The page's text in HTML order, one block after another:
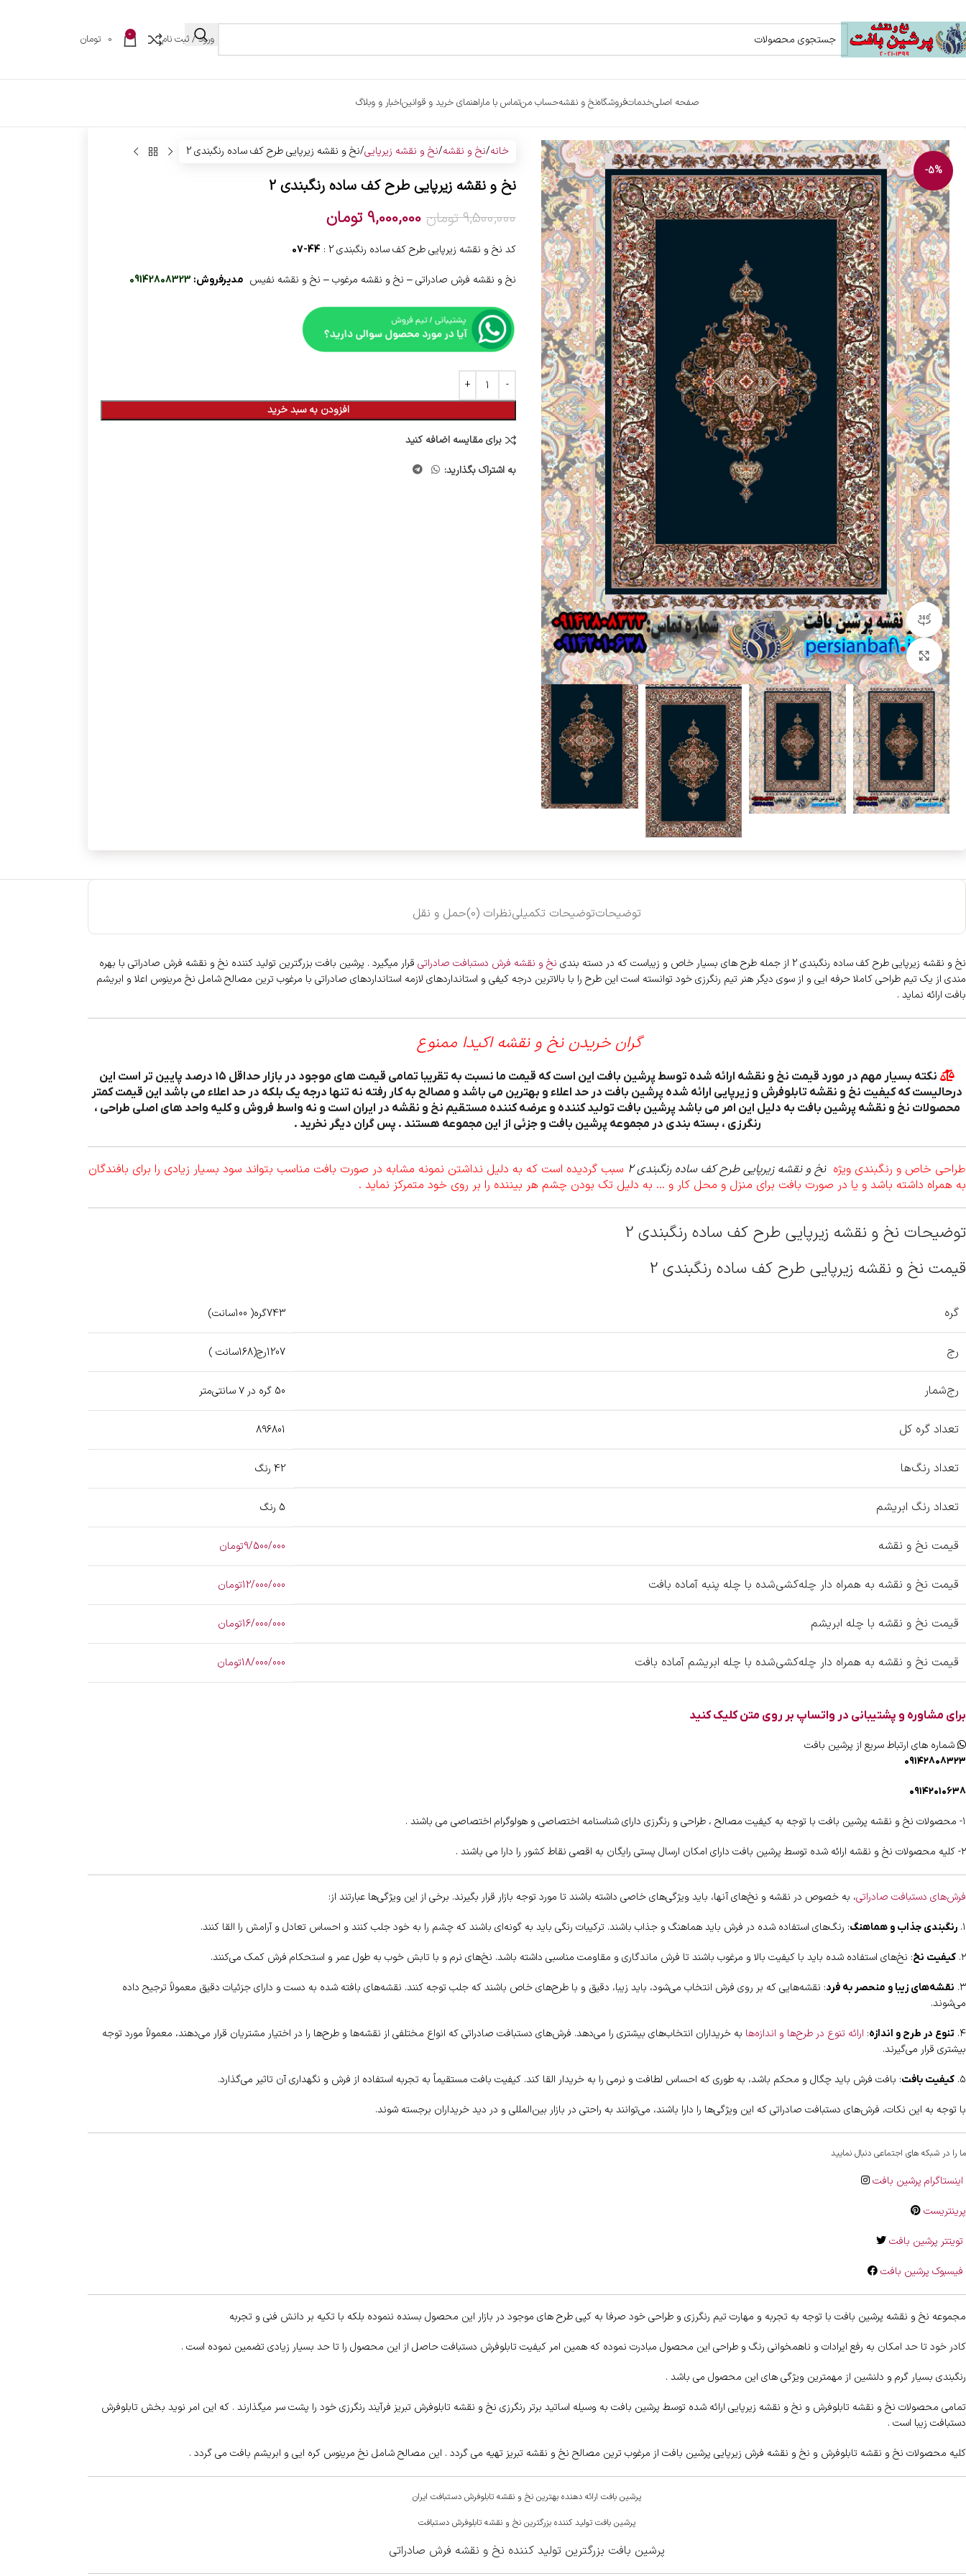
ورود / ثبت نام 0
0 تومان
صفحه اصلیخدماتفروشگاهنخ و نقشهحساب منتماس با ماراهنمای خرید و قوانیناخبار و وبلاگ
-5%
مشاهده 360 درجه
بزرگنمایی تصویر
خانه نخ و نقشه نخ و نقشه زیرپایی نخ و نقشه زیرپایی طرح کف ساده رنگبندی 2
نخ و نقشه زیرپایی طرح کف ساده رنگبندی 2
9,500,000 تومان 9,000,000 تومان
کد نخ و نقشه زیرپایی طرح کف ساده رنگبندی 2 : 44-07
نخ و نقشه فرش صادراتی – نخ و نقشه مرغوب – نخ و نقشه نفیس مدیرفروش: 09142808323
افزودن به سبد خرید
برای مقایسه اضافه کنید
به اشتراک بگذارید:
توضیحاتتوضیحات تکمیلینظرات (0) حمل و نقل
نخ و نقشه زیرپایی طرح کف ساده رنگبندی 2 از جمله طرح های بسیار خاص و زیباست که در دسته بندی نخ و نقشه فرش دستبافت صادراتی قرار میگیرد . پرشین بافت بزرگترین تولید کننده نخ و نقشه فرش صادراتی با بهره
مندی از یک تیم طراحی کاملا حرفه ایی و از سوی دیگر هنر تیم رنگرزی خود توانسته است این طرح را با بالاترین درجه کیفی و استانداردهای لازمه استانداردهای صادراتی با مرغوب ترین مصالح شامل نخ مرینوس اعلا و ابریشم
بافت ارائه نماید .
گران خریدن نخ و نقشه اکیدا ممنوع
نکته بسیار مهم در مورد قیمت نخ و نقشه ارائه شده توسط پرشین بافت این است که قیمت ما نسبت به تقریبا تمامی قیمت های موجود در بازار حداقل ۱۵ درصد پایین تر است این
درحالیست که کیفیت نخ و نقشه تابلوفرش و زیرپایی ارائه شده پرشین بافت در حد اعلاء و بهترین می باشد و مصالح به کار رفته نه تنها درجه یک بلکه در حد اعلاء می باشد این قیمت کمتر
محصولات نخ و نقشه پرشین بافت به دلیل این امر می باشد پرشین بافت تولید کننده و عرضه کننده مستقیم نخ و نقشه در ایران است و نه واسط فروش و کلیه واحد های اصلی طراحی ،
رنگرزی ، بسته بندی در مجموعه پرشین بافت و جزئی از این مجموعه هستند . پس گران دیگر نخرید .
طراحی خاص و رنگبندی ویژه نخ و نقشه زیرپایی طرح کف ساده رنگبندی 2 سبب گردیده است که به دلیل نداشتن نمونه مشابه در صورت بافت مناسب بتواند سود بسیار زیادی را برای بافندگان
به همراه داشته باشد و یا در صورت بافت برای منزل و محل کار و … به دلیل تک بودن چشم هر بیننده را بر روی خود متمرکز نماید .
توضیحات نخ و نقشه زیرپایی طرح کف ساده رنگبندی 2
قیمت نخ و نقشه زیرپایی طرح کف ساده رنگبندی 2
گره 743گره( 100سانت)
رج 1207رج(168سانت )
رج‌شمار 50 گره در ۷ سانتی‌متر
تعداد گره کل 896801
تعداد رنگ‌ها 42 رنگ
تعداد رنگ ابریشم 5 رنگ
قیمت نخ و نقشه 9/500/000تومان
قیمت نخ و نقشه به همراه دار چله‌کشی‌شده با چله پنبه آماده بافت 12/000/000تومان
قیمت نخ و نقشه با چله ابریشم 16/000/000تومان
قیمت نخ و نقشه به همراه دار چله‌کشی‌شده با چله ابریشم آماده بافت 18/000/000تومان
برای مشاوره و پشتیبانی در واتساپ بر روی متن کلیک کنید
شماره های ارتباط سریع از پرشین بافت
۰۹۱۴۲۸۰۸۳۲۳
۰۹۱۴۲۰۱۰۶۳۸
۱- محصولات نخ و نقشه پرشین بافت با توجه به کیفیت مصالح ، طراحی و رنگرزی دارای شناسنامه اختصاصی و هولوگرام اختصاصی می باشند .
۲- کلیه محصولات نخ و نقشه ارائه شده توسط پرشین بافت دارای امکان ارسال پستی رایگان به اقصی نقاط کشور را دارا می باشند .
فرش‌های دستبافت صادراتی، به خصوص در نقشه و نخ‌های آنها، باید ویژگی‌های خاصی داشته باشند تا مورد توجه بازار قرار بگیرند. برخی از این ویژگی‌ها عبارتند از:
۱. رنگبندی جذاب و هماهنگ: رنگ‌های استفاده شده در فرش باید هماهنگ و جذاب باشند. ترکیبات رنگی باید به گونه‌ای باشند که چشم را به خود جلب کنند و احساس تعادل و آرامش را القا کنند.
۲. کیفیت نخ: نخ‌های استفاده شده باید با کیفیت بالا و مرغوب باشند تا فرش ماندگاری و مقاومت مناسبی داشته باشد. نخ‌های نرم و با تابش خوب به طول عمر و استحکام فرش کمک می‌کنند.
۳. نقشه‌های زیبا و منحصر به فرد: نقشه‌هایی که بر روی فرش انتخاب می‌شود، باید زیبا، دقیق و با طرح‌های خاص باشند که جلب توجه کنند. نقشه‌های بافته شده به دست و دارای جزئیات دقیق معمولاً ترجیح داده
می‌شوند.
۴. تنوع در طرح و اندازه: ارائه تنوع در طرح‌ها و اندازه‌ها به خریداران انتخاب‌های بیشتری را می‌دهد. فرش‌های دستبافت صادراتی که انواع مختلفی از نقشه‌ها و طرح‌ها را در اختیار مشتریان قرار می‌دهند، معمولاً مورد توجه
بیشتری قرار می‌گیرند.
۵. کیفیت بافت: بافت فرش باید چگال و محکم باشد، به طوری که احساس لطافت و نرمی را به خریدار القا کند. کیفیت بافت مستقیماً به تجربه استفاده از فرش و نگهداری آن تاثیر می‌گذارد.
با توجه به این نکات، فرش‌های دستبافت صادراتی که این ویژگی‌ها را دارا باشند، می‌توانند به راحتی در بازار بین‌المللی و در دید خریداران برجسته شوند.
ما را در شبکه های اجتماعی دنبال نمایید
اینستاگرام پرشین بافت
پرینتریست
تویتتر پرشین بافت
فیسبوک پرشین بافت
مجموعه نخ و نقشه پرشین بافت با توجه به تجربه و مهارت تیم رنگرزی و طراحی خود صرفا به کپی طرح های موجود در بازار این محصول بسنده ننموده بلکه با تکیه بر دانش فنی و تجربه
کادر خود تا حد امکان به رفع ایرادات و ناهمخوانی رنگ و طراحی این محصول مبادرت نموده که همین امر کیفیت تابلوفرش دستبافت حاصل از این محصول را تا حد بسیار زیادی تضمین نموده است .
رنگبندی بسیار گرم و دلنشین از مهمترین ویژگی های این محصول می باشد .
تمامی محصولات نخ و نقشه تابلوفرش و نخ و نقشه زیرپایی ارائه شده توسط پرشین بافت به وسیله اساتید برتر رنگرزی نخ و نقشه تابلوفرش تبریز فرآیند رنگرزی خود را پشت سر میگذارند . که این امر نوید بخش تابلوفرش
دستبافت زیبا است .
کلیه محصولات نخ و نقشه تابلوفرش و نخ و نقشه فرش زیرپایی پرشین بافت از مرغوب ترین مصالح نخ و نقشه تبریز تهیه می گردد . این مصالح شامل نخ مرینوس کره ایی و ابریشم بافت می گردد .
پرشین بافت ارائه دهنده بهترین نخ و نقشه تابلوفرش دستبافت ایران
پرشین بافت تولید کننده بزرگترین نخ و نقشه تابلوفرش دستبافت
پرشین بافت بزرگترین تولید کننده نخ و نقشه فرش صادراتی